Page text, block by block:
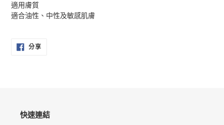
適用膚質
適合油性、中性及敏感肌膚
分享分
快速連結